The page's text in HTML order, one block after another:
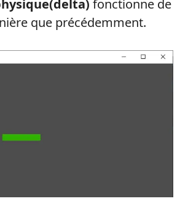
fonctionne de
que précédemment.